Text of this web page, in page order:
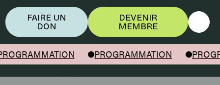
FAIRE UN
DON
DEVENIR
MEMBRE
PROGRAMMATION